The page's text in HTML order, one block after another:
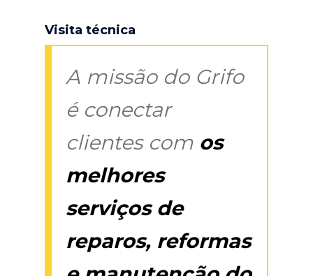
Visita técnica
A missão do Grifo
é conectar
clientes com os
melhores
serviços de
reparos, reformas